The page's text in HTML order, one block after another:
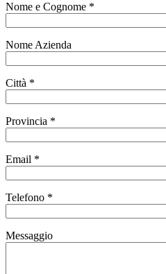
Nome e Cognome *
Nome Azienda
Città *
Provincia *
Email *
Telefono *
Messaggio